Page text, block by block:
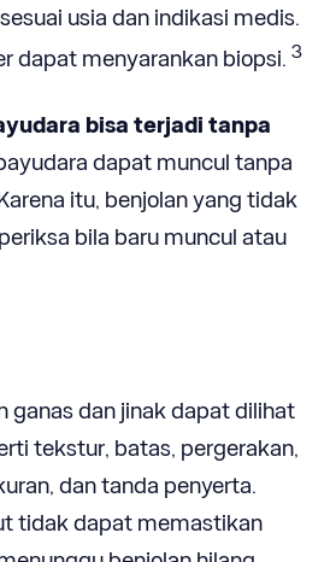
usia dan indikasi medis.
dapat menyarankan biopsi. 3
bisa terjadi tanpa
dapat muncul tanpa
itu, benjolan yang tidak
bila baru muncul atau
ganas dan jinak dapat dilihat
tekstur, batas, pergerakan,
dan tanda penyerta.
tidak dapat memastikan